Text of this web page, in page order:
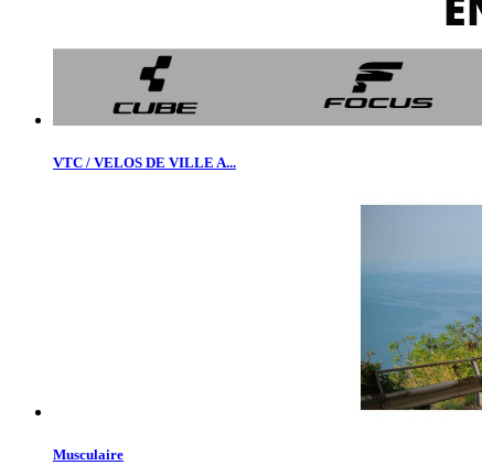
VTC / VELOS DE VILLE A...
Musculaire